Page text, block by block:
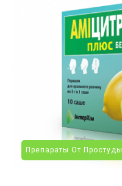
Препараты От Простуды